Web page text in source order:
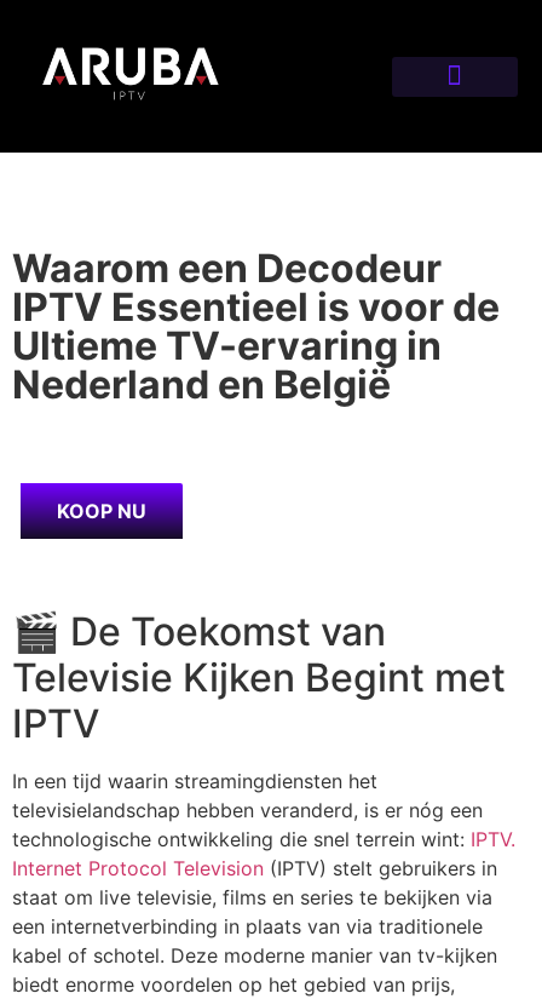
Waarom een Decodeur
IPTV Essentieel is voor de
Ultieme TV-ervaring in
Nederland en België
KOOP NU
🎬 De Toekomst van
Televisie Kijken Begint met
IPTV
In een tijd waarin streamingdiensten het
televisielandschap hebben veranderd, is er nóg een
technologische ontwikkeling die snel terrein wint: IPTV.
Internet Protocol Television (IPTV) stelt gebruikers in
staat om live televisie, films en series te bekijken via
een internetverbinding in plaats van via traditionele
kabel of schotel. Deze moderne manier van tv-kijken
biedt enorme voordelen op het gebied van prijs,